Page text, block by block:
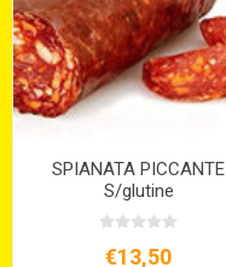
SPIANATA PICCANTE
S/glutine
€13,50